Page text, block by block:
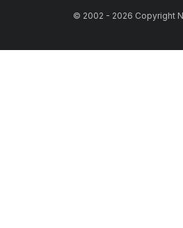
© 2002 - 2026 Copyright